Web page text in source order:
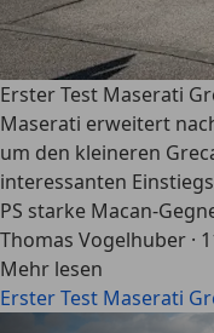
Erster Test Maserati
Maserati erweitert
um den kleineren
interessanten
PS starke Macan-
Thomas Vogelhuber ·
Mehr lesen
Erster Test Maserati